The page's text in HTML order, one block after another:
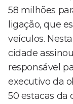
58 milhões
ligação, que
veículos.
cidade
responsável
executivo da
50 estacas da